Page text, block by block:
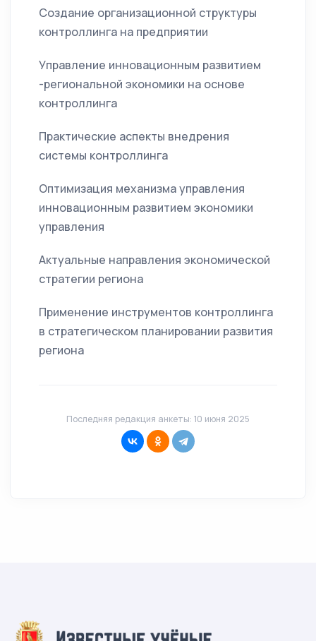
Создание организационной структуры
контроллинга на предприятии
Управление инновационным развитием
-региональной экономики на основе
контроллинга
Практические аспекты внедрения
системы контроллинга
Оптимизация механизма управления
инновационным развитием экономики
управления
Актуальные направления экономической
стратегии региона
Применение инструментов контроллинга
в стратегическом планировании развития
региона
Последняя редакция анкеты: 10 июня 2025